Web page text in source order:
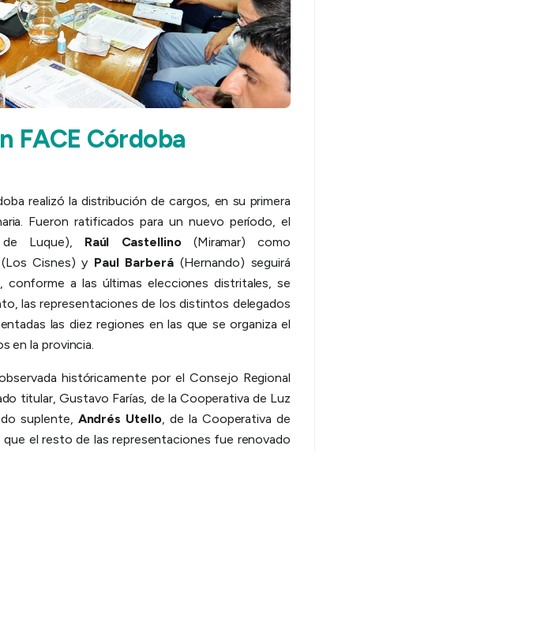
FACE Córdoba
realizó la distribución de cargos, en su primera
Fueron ratificados para un nuevo período, el
de Luque), Raúl Castellino (Miramar) como
(Los Cisnes) y Paul Barberá(Hernando) seguirá
a las últimas elecciones distritales, se
las representaciones de los distintos delegados
las diez regiones en las que se organiza el
en la provincia.
históricamente por el Consejo Regional
titular, Gustavo Farías, de la Cooperativa de Luz
suplente, Andrés Utello, de la Cooperativa de
que el resto de las representaciones fue renovado